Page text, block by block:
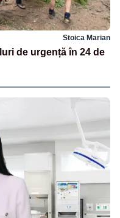
Stoica Marian
de urgență în 24 de